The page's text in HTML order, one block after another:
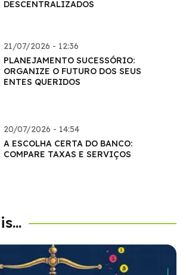
DESCENTRALIZADOS
21/07/2026 - 12:36
PLANEJAMENTO SUCESSÓRIO:
ORGANIZE O FUTURO DOS SEUS
ENTES QUERIDOS
20/07/2026 - 14:54
A ESCOLHA CERTA DO BANCO:
COMPARE TAXAS E SERVIÇOS